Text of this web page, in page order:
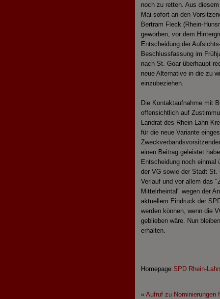
noch zu retten. Aus
Mai sofort an den
Bertram Fleck (Rhein-
geworben, vor dem
Entscheidung der
Beschlussfassung im
nach St. Goar überhaupt
neue Alternative in die zu
einzubeziehen.
Die Kontaktaufnahme mit
offensichtlich auf
Landrat des Rhein-Lahn-
für die neue Variante
einen Beitrag geleistet
Entscheidung noch einmal
der VG sowie der Stadt St.
Verlauf und vor allem das
Mittelrheintal" wegen der
aktuellem Eindruck der
werden können, wenn die
geblieben wäre. Nun
erhalten.
Homepage SPD Rhein-Lahn
« Aufruf zu Nominierungen